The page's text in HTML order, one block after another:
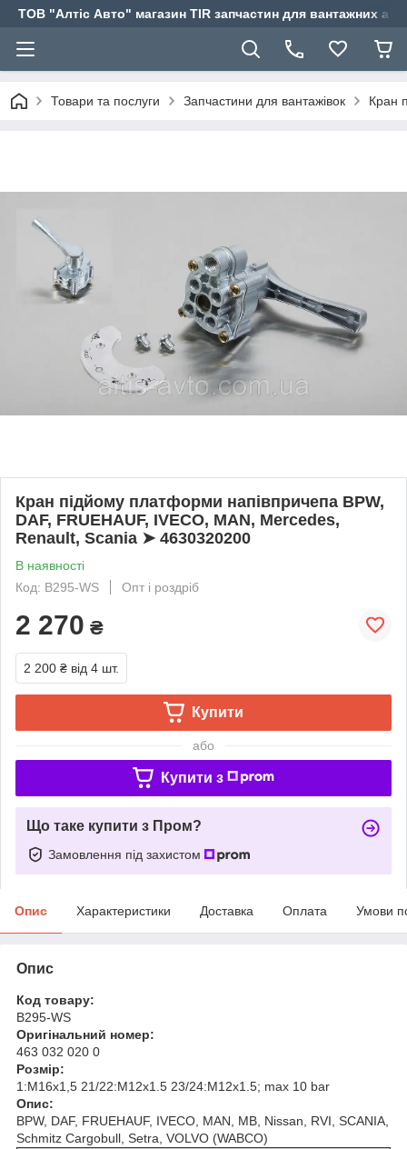
ТОВ "Алтіс Авто" магазин TIR запчастин для вантажних
Товари та послуги Запчастини для вантажівок Кран
Кран підйому платформи напівпричепа BPW,
DAF, FRUEHAUF, IVECO, MAN, Mercedes,
Renault, Scania ➤ 4630320200
В наявності
Код: B295-WS
Опт і роздріб
2 270 ₴
2 200 ₴ від 4 шт.
Купити
або
Купити з
Що таке купити з Пром?
Замовлення під захистом
Опис Характеристики Доставка Оплата Умови
Опис
Код товару:
B295-WS
Оригінальний номер:
463 032 020 0
Розмір:
1:M16x1,5 21/22:M12x1.5 23/24:M12x1.5; max 10 bar
Опис:
BPW, DAF, FRUEHAUF, IVECO, MAN, MB, Nissan, RVI, SCANIA,
Schmitz Cargobull, Setra, VOLVO (WABCO)